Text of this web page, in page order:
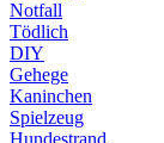
Notfall
Tödlich
DIY
Gehege
Kaninchen
Spielzeug
Hundestrand